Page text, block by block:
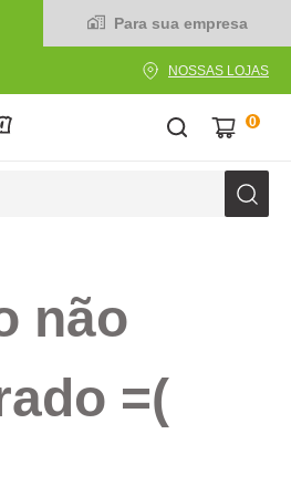
Para sua empresa
NOSSAS LOJAS
0
não
=(